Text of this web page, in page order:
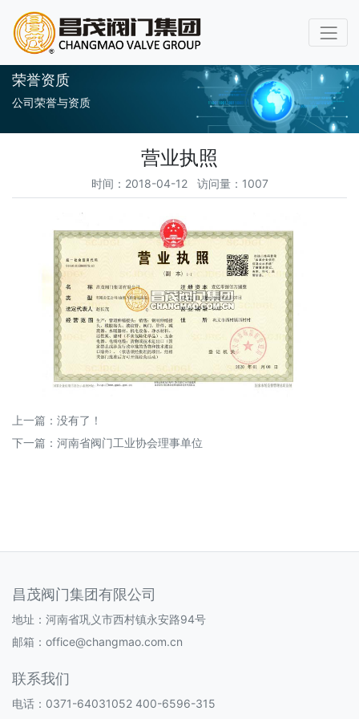
荣誉资质
公司荣誉与资质
营业执照
时间：2018-04-12 访问量：1007
上一篇：没有了！
下一篇： 河南省阀门工业协会理事单位
昌茂阀门集团有限公司
地址：河南省巩义市西村镇永安路94号
邮箱：office@changmao.com.cn
联系我们
电话：0371-64031052 400-6596-315